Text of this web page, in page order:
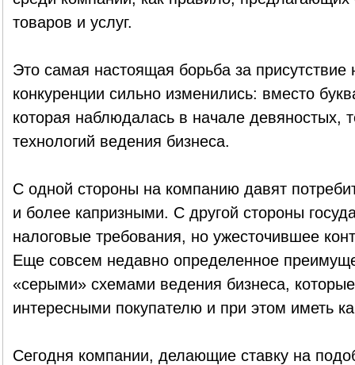
товаров и услуг.
Это самая настоящая борьба за
конкуренции сильно изменились: вместо
которая наблюдалась в начале девяностых,
технологий ведения бизнеса.
С одной стороны на компанию давят
и более капризными. С другой стороны
налоговые требования, но ужесточившее
Еще совсем недавно определенное
«серыми» схемами ведения бизнеса,
интересными покупателю и при этом иметь
Сегодня компании, делающие ставку на